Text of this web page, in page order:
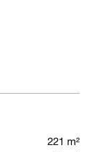
221 m²